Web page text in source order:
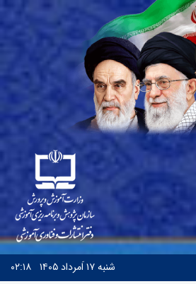
شنبه۱۷ اَمرداد ۱۴۰۵ ۰۲:۱۸